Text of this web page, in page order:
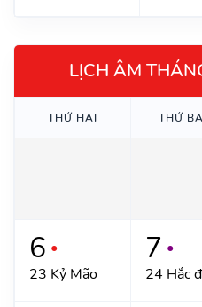
LỊCH ÂM
THỨ HAI THỨ BA
6 ●
23 Kỷ Mão
7 ●
24 Hắc